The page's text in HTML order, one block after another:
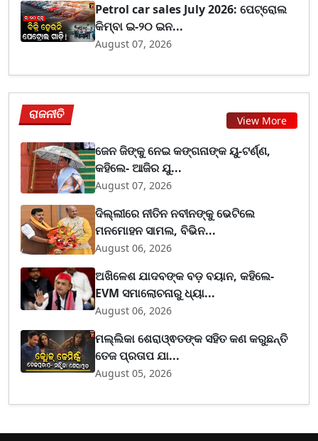
Petrol car sales July 2026: ପେଟ୍ରୋଲ
କିମ୍ବା ଇ-୨୦ ଇନ...
August 07, 2026
ରାଜନୀତି View More
ଜେନ ଜିଙ୍କୁ ନେଇ କଙ୍ଗନାଙ୍କ ୟୁ-ଟର୍ଣ୍ଣ,
କହିଲେ- ଆଜିର ଯୁ...
August 07, 2026
ଦିଲ୍ଲୀରେ ନୀତିନ ନବୀନଙ୍କୁ ଭେଟିଲେ
ମନମୋହନ ସାମଲ, ବିଭିନ...
August 06, 2026
ଅଖିଳେଶ ଯାଦବଙ୍କ ବଡ଼ ବୟାନ, କହିଲେ-
EVM ସମାଲୋଚନାରୁ ଧ୍ୟା...
August 06, 2026
ମଲ୍ଲିକା ଶେରାଓ୍ଵତଙ୍କ ସହିତ କଣ କରୁଛନ୍ତି
ତେଜ ପ୍ରତାପ ଯା...
August 05, 2026